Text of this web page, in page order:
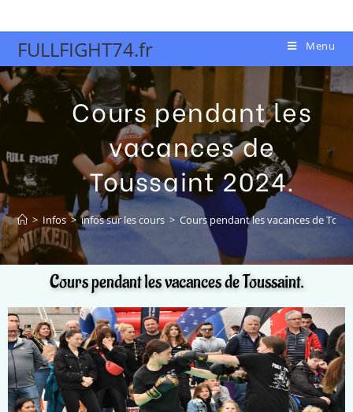
FULLFIGHT74.fr Menu
Cours pendant les
vacances de
Toussaint 2024.
> Infos > infos sur les cours > Cours pendant les vacances de
Cours pendant les vacances de Toussaint.